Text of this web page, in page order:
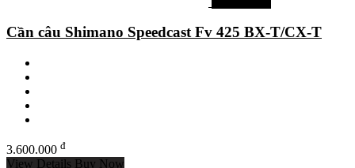
Cần câu Shimano Speedcast Fv 425 BX-T/CX-T
3.600.000 đ
View Details Buy Now